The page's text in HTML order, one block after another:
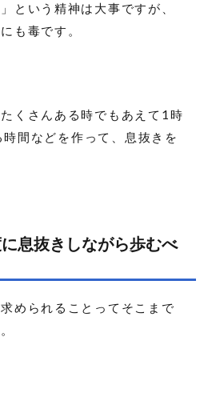
という精神は大事ですが、
も毒です。
くさんある時でもあえて1時
間などを作って、息抜きを
息抜きしながら歩むべ
められることってそこまで